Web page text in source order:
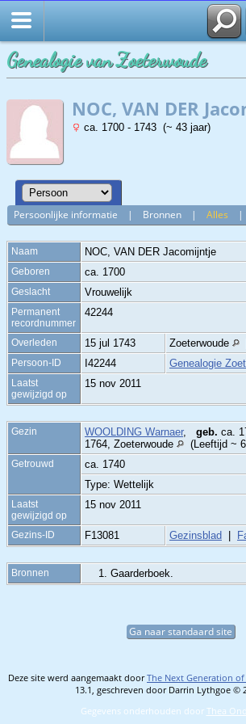
Genealogie van Zoeterwoude
NOC, VAN DER
ca. 1700 - 1743 (~ 43 jaar)
Persoonlijke informatie | Bronnen |Alles |
Naam NOC, VAN DER Jacomijntje
Geboren ca. 1700
Geslacht Vrouwelijk
Permanent
recordnummer
42244
Overleden 15 jul 1743 Zoeterwoude
Persoon-ID I42244 Genealogie
Laatst
gewijzigd op
15 nov 2011
Gezin WOOLDING Warnaer, geb. ca.
1764, Zoeterwoude
(Leeftijd ~
Getrouwd
ca. 1740
Type: Wettelijk
Laatst
gewijzigd op
15 nov 2011
Gezins-ID F13081 Gezinsblad
Bronnen Gaarderboek.
Ga naar standaard site
Deze site werd aangemaakt doorThe Next Generation
13.1, geschreven door Darrin Lythgoe ©
Gegevens onderhouden door Thea